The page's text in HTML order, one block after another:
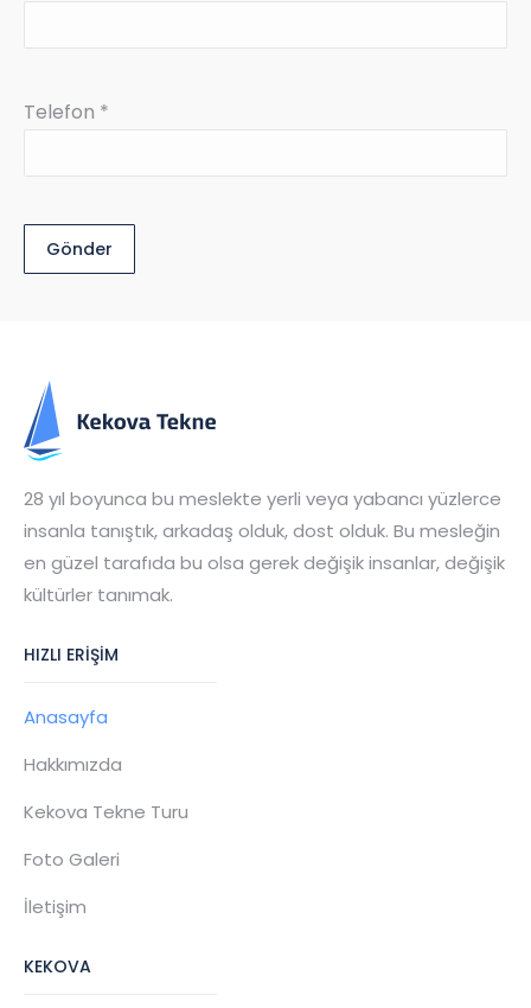
Telefon *
28 yıl boyunca bu meslekte yerli veya yabancı yüzlerce
insanla tanıştık, arkadaş olduk, dost olduk. Bu mesleğin
en güzel tarafıda bu olsa gerek değişik insanlar, değişik
kültürler tanımak.
HIZLI ERIŞIM
Anasayfa
Hakkımızda
Kekova Tekne Turu
Foto Galeri
İletişim
KEKOVA